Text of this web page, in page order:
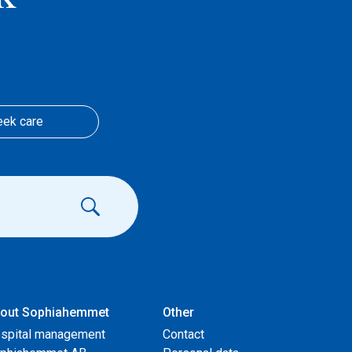
care
Sophiahemmet
management
Other
Contact